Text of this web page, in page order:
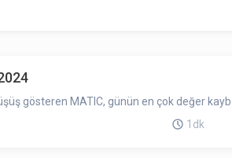
gösteren MATIC, günün en çok değer
1dk